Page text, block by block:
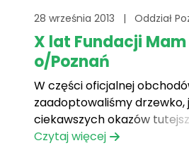
28 września 2013 | Oddział
X lat Fundacji
o/Poznań
W części oficjalnej
zaadoptowaliśmy drzewko,
ciekawszych okazów
które nazwaliśmy
Czytaj więcej